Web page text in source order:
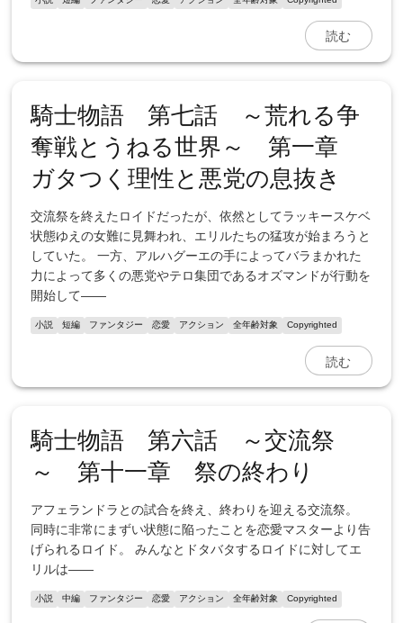
読む
騎士物語 第七話 ～荒れる争
奪戦とうねる世界～ 第一章
ガタつく理性と悪党の息抜き
交流祭を終えたロイドだったが、依然としてラッキースケベ
状態ゆえの女難に見舞われ、エリルたちの猛攻が始まろうと
していた。 一方、アルハグーエの手によってバラまかれた
力によって多くの悪党やテロ集団であるオズマンドが行動を
開始して――
小説 短編 ファンタジー 恋愛 アクション 全年齢対象 Copyrighted
読む
騎士物語 第六話 ～交流祭
～ 第十一章 祭の終わり
アフェランドラとの試合を終え、終わりを迎える交流祭。
同時に非常にまずい状態に陥ったことを恋愛マスターより告
げられるロイド。 みんなとドタバタするロイドに対してエ
リルは――
小説 中編 ファンタジー 恋愛 アクション 全年齢対象 Copyrighted